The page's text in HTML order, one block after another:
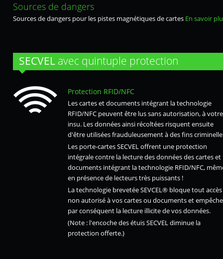
Sources de dangers
Sources de dangers pour les pistes magnétiques de cartes En savoir
SECVELavec quintuple protection
Protection RFID/NFC
Les cartes et documents intégrant la technologie
RFID/NFC peuvent être lus sans autorisation, à votre
insu. Les données ainsi récoltées risquent ensuite
d'être utilisées frauduleusement à des fins
Les porte-cartes SECVEL offrent une protection
intégrale contre la lecture des données des cartes et
documents intégrant la technologie RFID/NFC,
en présence de lecteurs très puissants !
La technologie brevetée SEVCEL® bloque tout accès
non autorisé à vos cartes ou documents et empêche
par conséquent la lecture illicite de vos données.
(Note : l'encoche des étuis SECVEL diminue la
protection offerte.)